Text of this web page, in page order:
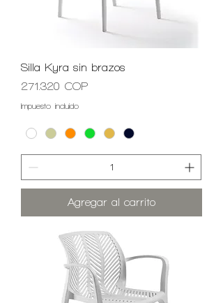
Silla Kyra sin brazos
Precio
271.320 COP
Impuesto incluido
Agregar al carrito